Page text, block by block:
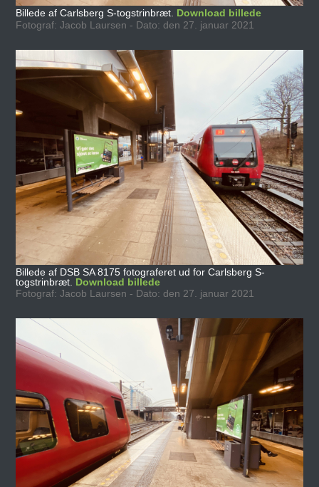
Billede af Carlsberg S-togstrinbræt. Download billede
Fotograf: Jacob Laursen - Dato: den 27. januar 2021
Billede af DSB SA 8175 fotograferet ud for Carlsberg S-
togstrinbræt. Download billede
Fotograf: Jacob Laursen - Dato: den 27. januar 2021